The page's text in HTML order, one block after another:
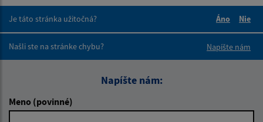
Je táto stránka užitočná?
Áno
Nie
Našli ste na stránke chybu?
Napíšte nám
Napíšte nám:
Meno (povinné)